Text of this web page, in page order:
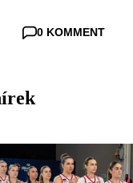
0 KOMMENT